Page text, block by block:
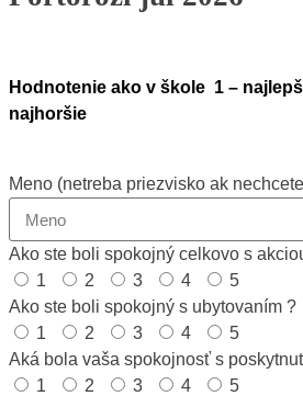
Hodnotenie ako v škole 1 –
najhoršie
Meno (netreba priezvisko ak
Ako ste boli spokojný celkovo s
1
2 3 4
5
Ako ste boli spokojný s ubytovaním ?
1
2 3 4
5
Aká bola vaša spokojnosť s
1
2 3 4
5